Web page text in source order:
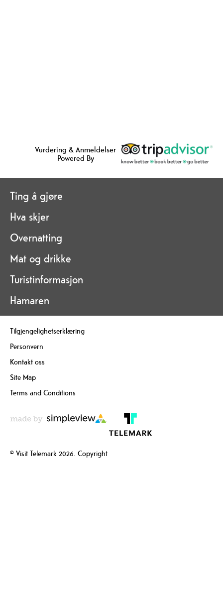
Vurdering & Anmeldelser
Powered By
Ting å gjøre
Hva skjer
Overnatting
Mat og drikke
Turistinformasjon
Hamaren
Tilgjengelighetserklæring
Personvern
Kontakt oss
Site Map
Terms and Conditions
© Visit Telemark 2026. Copyright